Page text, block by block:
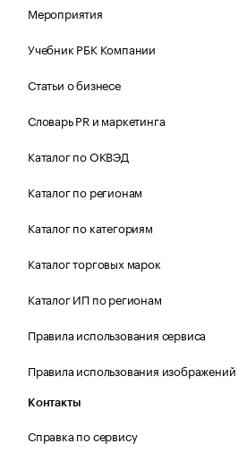
Мероприятия
Учебник РБК Компании
Статьи о бизнесе
Словарь PR и маркетинга
Каталог по ОКВЭД
Каталог по регионам
Каталог по категориям
Каталог торговых марок
Каталог ИП по регионам
Правила использования сервиса
Правила использования изображений
Контакты
Справка по сервису